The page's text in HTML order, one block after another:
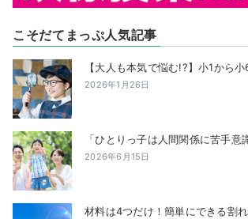
こそだてまっぷ人気記事
【大人も本気で悩む!?】小1から
2026年1月26日
「ひとりっ子は人間関係に苦手意
2026年6月15日
材料は4つだけ！簡単にできる割